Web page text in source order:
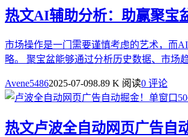
热文AI辅助分析：助赢聚宝
市场操作是一门需要谨慎考虑的艺术，而
略。 聚宝盆能够通过分析历史数据、市场
Avene54862025-07-098.89 K 阅读0 评论
热文卢波全自动网页广告自